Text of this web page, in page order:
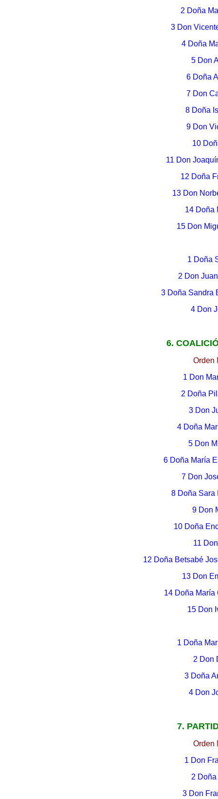
2 Doña
3 Don
4 Doña
5 Don
6 Doña
7 Don
8 Doña
9 Don
10
11 Don
12 Doña
13 Don
14 Doña
15 Don
1 Doña
2 Don
3 Doña Sandra
4 Don
6.
Orden
1 Don
2 Doña
3 Don
4 Doña
5 Don
6 Doña María
7 Don
8 Doña Sara
9 Don
10 Doña
11
12 Doña Betsabé
13 Don
14 Doña María
15 Don
1 Doña
2 Don
3 Doña
4 Don
7.
Orden
1 Don
2
3 Don